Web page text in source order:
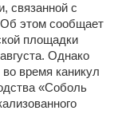
связанной с
этом сообщает
площадки
Однако
время каникул
«Соболь